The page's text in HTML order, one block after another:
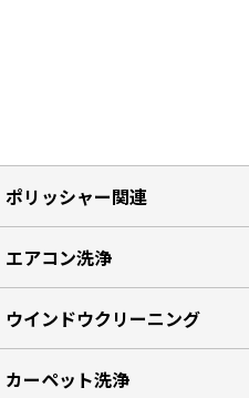
ポリッシャー関連
エアコン洗浄
ウインドウクリーニング
カーペット洗浄